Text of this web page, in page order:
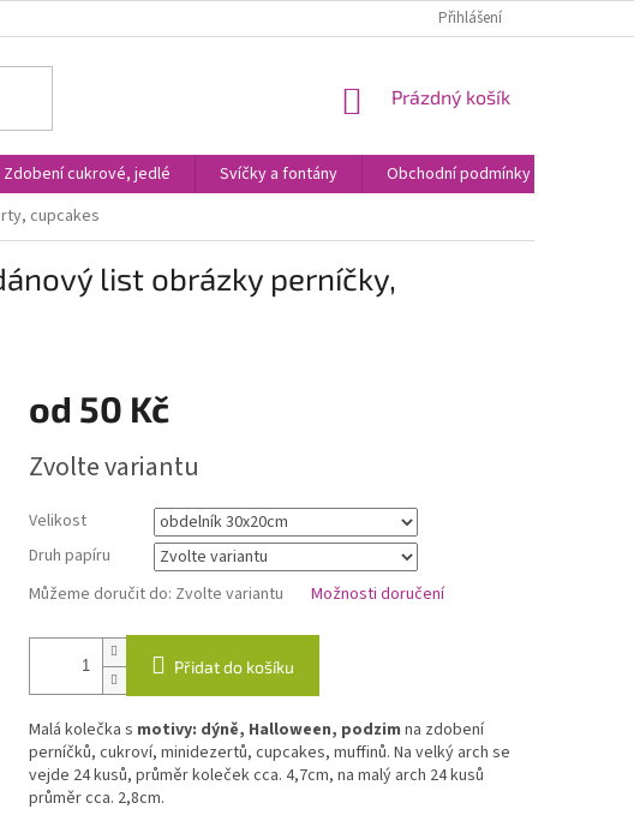
Přihlášení
NÁKUPNÍ
Prázdný košík
Zdobení cukrové, jedlé Svíčky a fontány Obchodní podmínky
cupcakes
list obrázky perníčky,
od 50 Kč
cena:
Zvolte variantu
Velikost
Druh papíru
Můžeme doručit do: Zvolte variantu Možnosti doručení
Přidat do košíku
Malá kolečka s motivy: dýně, Halloween, podzim na zdobení
perníčků, cukroví, minidezertů, cupcakes, muffinů. Na velký arch se
vejde 24 kusů, průměr koleček cca. 4,7cm, na malý arch 24 kusů
průměr cca. 2,8cm.